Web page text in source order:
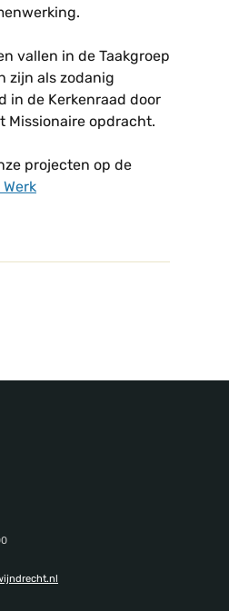
vallen in de Taakgroep
zijn als zodanig
in de Kerkenraad door
Missionaire opdracht.
projecten op de